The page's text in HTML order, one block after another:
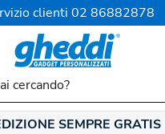
clienti 02 86882878
SEMPRE GRATIS